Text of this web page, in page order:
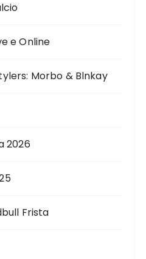
e Online
Morbo & Blnkay
2026
Frista